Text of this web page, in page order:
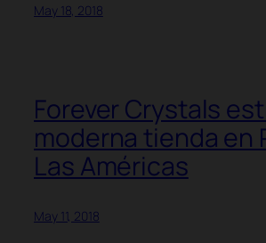
May 18, 2018
Forever Crystals
moderna tienda en
Las Américas
May 11, 2018